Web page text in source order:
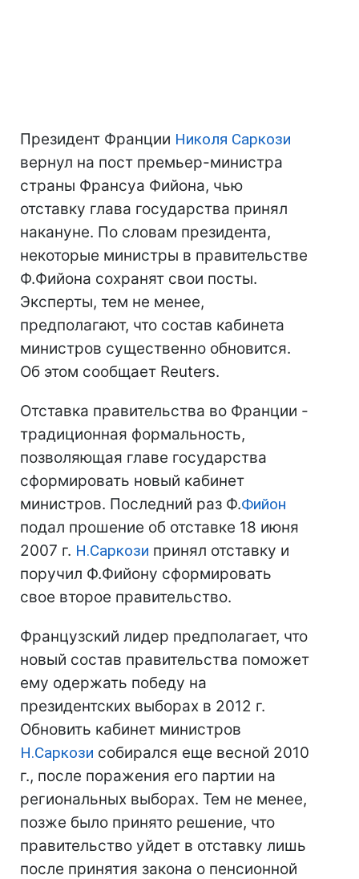
Президент Франции Николя Саркози
вернул на пост премьер-министра
страны Франсуа Фийона, чью
отставку глава государства принял
накануне. По словам президента,
некоторые министры в правительстве
Ф.Фийона сохранят свои посты.
Эксперты, тем не менее,
предполагают, что состав кабинета
министров существенно обновится.
Об этом сообщает Reuters.
Отставка правительства во Франции -
традиционная формальность,
позволяющая главе государства
сформировать новый кабинет
министров. Последний раз Ф.Фийон
подал прошение об отставке 18 июня
2007 г. Н.Саркози принял отставку и
поручил Ф.Фийону сформировать
свое второе правительство.
Французский лидер предполагает, что
новый состав правительства поможет
ему одержать победу на
президентских выборах в 2012 г.
Обновить кабинет министров
Н.Саркози собирался еще весной 2010
г., после поражения его партии на
региональных выборах. Тем не менее,
позже было принято решение, что
правительство уйдет в отставку лишь
после принятия закона о пенсионной